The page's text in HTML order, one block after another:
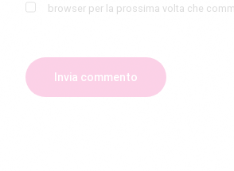
browser per la prossima volta che